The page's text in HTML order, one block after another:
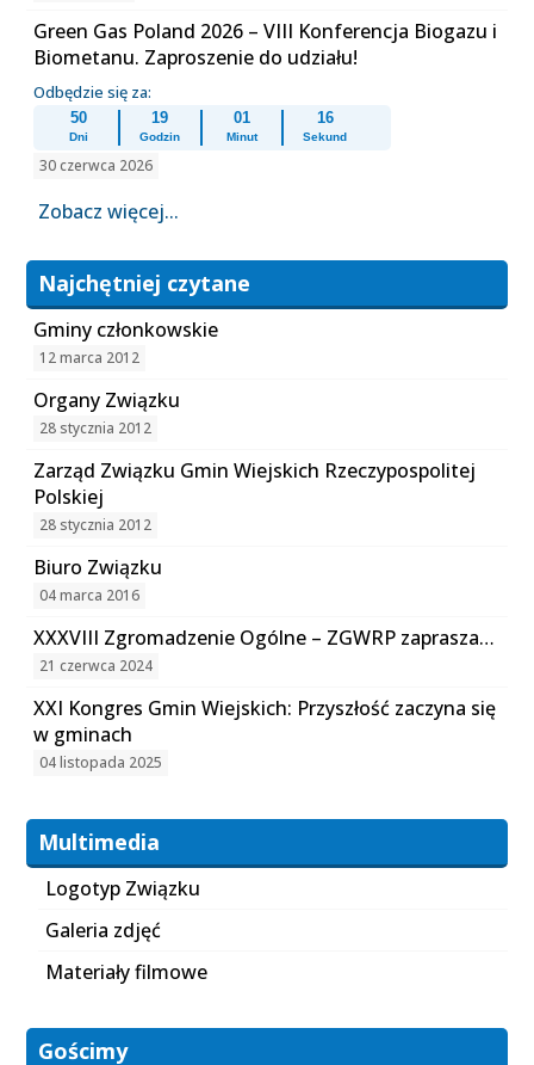
Green Gas Poland 2026 – VIII Konferencja Biogazu i
Biometanu. Zaproszenie do udziału!
Odbędzie się za:
50
Dni
19
Godzin
01
Minut
15
Sekund
30 czerwca 2026
Zobacz więcej...
Najchętniej czytane
Gminy członkowskie
12 marca 2012
Organy Związku
28 stycznia 2012
Zarząd Związku Gmin Wiejskich Rzeczypospolitej
Polskiej
28 stycznia 2012
Biuro Związku
04 marca 2016
XXXVIII Zgromadzenie Ogólne – ZGWRP zaprasza…
21 czerwca 2024
XXI Kongres Gmin Wiejskich: Przyszłość zaczyna się
w gminach
04 listopada 2025
Multimedia
Logotyp Związku
Galeria zdjęć
Materiały filmowe
Gościmy